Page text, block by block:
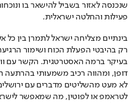
פעילות והחלטה ישראלית.